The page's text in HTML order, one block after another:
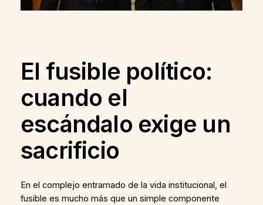
El fusible político:
cuando el
escándalo exige un
sacrificio
En el complejo entramado de la vida institucional, el
fusible es mucho más que un simple componente